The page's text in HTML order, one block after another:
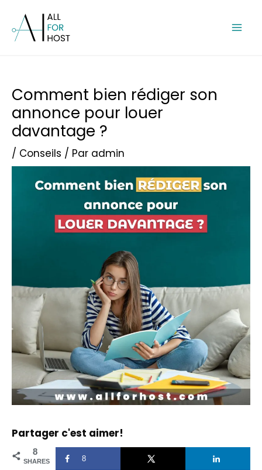
contenu
Comment bien rédiger son
annonce pour louer
davantage ?
/ Conseils / Par admin
Partager c'est aimer!
8
SHARES 8
navigation